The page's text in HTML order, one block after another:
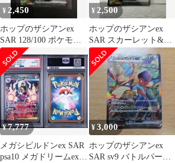
¥ 2,450
ホップのザシアンex
SAR 128/100 ポケモン
カード
¥ 2,500
ホップのザシアンex
SAR スカーレット&バ
イオレット 拡張パック
バトルパ…
¥7,777
メガシビルドンex SAR
psa10 メガドリームex
¥3,000
ホップのザシアンex
SAR sv9 バトルパート